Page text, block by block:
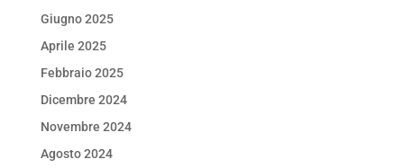
Giugno 2025
Aprile 2025
Febbraio 2025
Dicembre 2024
Novembre 2024
Agosto 2024